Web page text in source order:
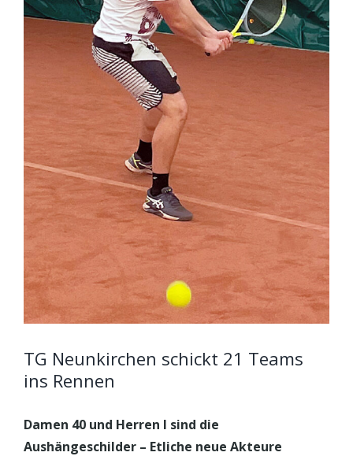
TG Neunkirchen schickt 21 Teams
ins Rennen
Damen 40 und Herren I sind die
Aushängeschilder – Etliche neue Akteure